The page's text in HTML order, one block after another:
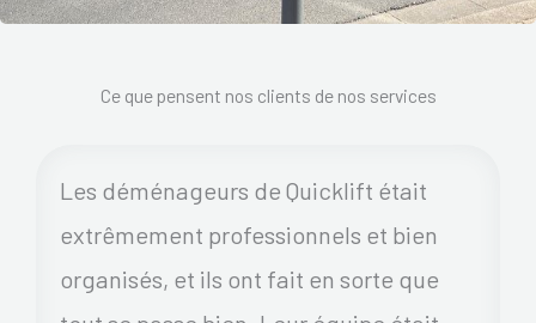
Ce que pensent nos clients de nos services
Les déménageurs de Quicklift était
extrêmement professionnels et bien
organisés, et ils ont fait en sorte que